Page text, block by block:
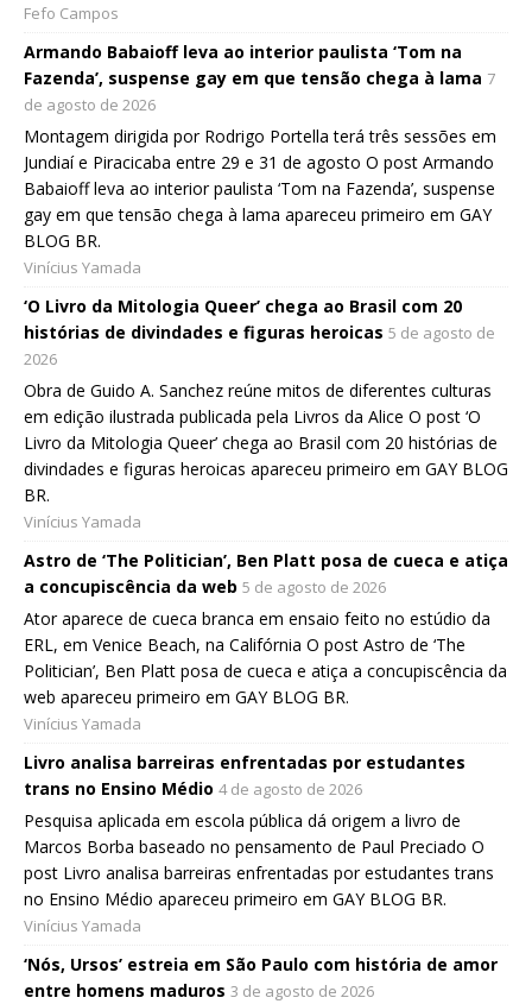
Fefo Campos
Armando Babaioff leva ao interior paulista ‘Tom na
Fazenda’, suspense gay em que tensão chega à lama 7
de agosto de 2026
Montagem dirigida por Rodrigo Portella terá três sessões em
Jundiaí e Piracicaba entre 29 e 31 de agosto O post Armando
Babaioff leva ao interior paulista ‘Tom na Fazenda’, suspense
gay em que tensão chega à lama apareceu primeiro em GAY
BLOG BR.
Vinícius Yamada
‘O Livro da Mitologia Queer’ chega ao Brasil com 20
histórias de divindades e figuras heroicas 5 de agosto de
2026
Obra de Guido A. Sanchez reúne mitos de diferentes culturas
em edição ilustrada publicada pela Livros da Alice O post ‘O
Livro da Mitologia Queer’ chega ao Brasil com 20 histórias de
divindades e figuras heroicas apareceu primeiro em GAY BLOG
BR.
Vinícius Yamada
Astro de ‘The Politician’, Ben Platt posa de cueca e atiça
a concupiscência da web 5 de agosto de 2026
Ator aparece de cueca branca em ensaio feito no estúdio da
ERL, em Venice Beach, na Califórnia O post Astro de ‘The
Politician’, Ben Platt posa de cueca e atiça a concupiscência da
web apareceu primeiro em GAY BLOG BR.
Vinícius Yamada
Livro analisa barreiras enfrentadas por estudantes
trans no Ensino Médio 4 de agosto de 2026
Pesquisa aplicada em escola pública dá origem a livro de
Marcos Borba baseado no pensamento de Paul Preciado O
post Livro analisa barreiras enfrentadas por estudantes trans
no Ensino Médio apareceu primeiro em GAY BLOG BR.
Vinícius Yamada
‘Nós, Ursos’ estreia em São Paulo com história de amor
entre homens maduros 3 de agosto de 2026